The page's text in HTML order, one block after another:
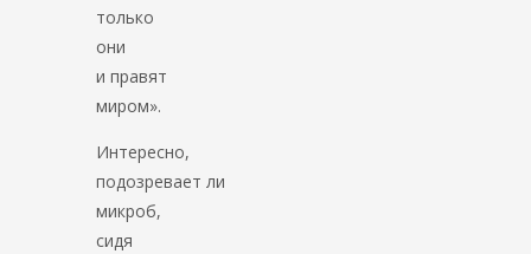
только
они
и правят
миром».
Интересно,
подозревает ли
микроб,
сидя